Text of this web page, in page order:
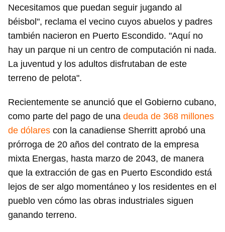
Guardar como favorito
Para poder guardar como favorito, primero has de
iniciar sesión con tu cuenta de 14ymedio.
INICIAR SESIÓN
Necesitamos que puedan seguir jugando al
béisbol", reclama el vecino cuyos abuelos y padres
también nacieron en Puerto Escondido. "Aquí no
hay un parque ni un centro de computación ni nada.
La juventud y los adultos disfrutaban de este
terreno de pelota".
Recientemente se anunció que el Gobierno cubano,
como parte del pago de una deuda de 368 millones
de dólares con la canadiense Sherritt aprobó una
prórroga de 20 años del contrato de la empresa
mixta Energas, hasta marzo de 2043, de manera
que la extracción de gas en Puerto Escondido está
lejos de ser algo momentáneo y los residentes en el
pueblo ven cómo las obras industriales siguen
ganando terreno.